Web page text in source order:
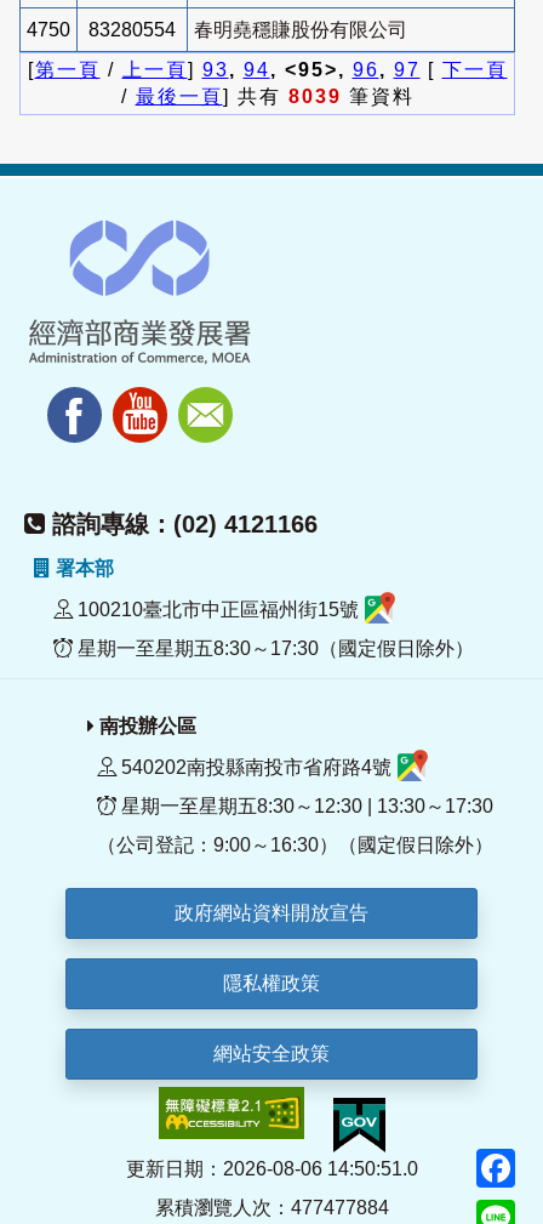
4750 83280554
春明堯穩賺股份有限公司
[第一頁 / 上一頁] 93, 94, <95>, 96, 97 [ 下一頁
/ 最後一頁] 共有 8039 筆資料
諮詢專線：(02) 4121166
署本部
100210臺北市中正區福州街15號
星期一至星期五8:30～17:30（國定假日除外）
南投辦公區
540202南投縣南投市省府路4號
星期一至星期五8:30～12:30 | 13:30～17:30
（公司登記：9:00～16:30）（國定假日除外）
政府網站資料開放宣告
隱私權政策
網站安全政策
更新日期：2026-08-06 14:50:51.0
累積瀏覽人次：477477884